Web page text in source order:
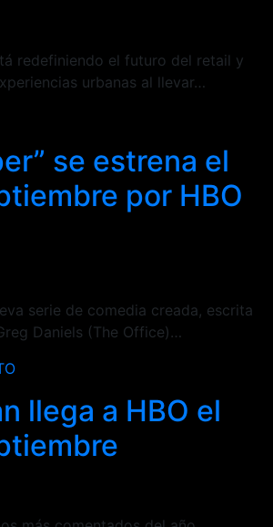
redefiniendo el futuro del retail y
urbanas al llevar…
se estrena el
por HBO
serie de comedia creada, escrita
Daniels (The Office)…
llega a HBO el